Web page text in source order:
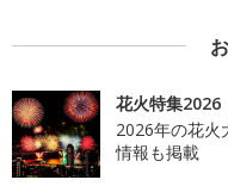
花火特集2026
2026年の花火
情報も掲載